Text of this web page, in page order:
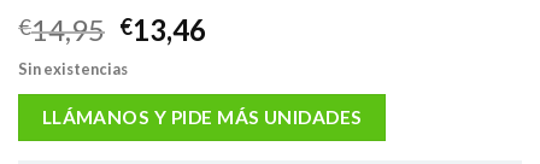
€14,95 El
precio
original
era:
€14,95.
€13,46
actual
es:
€13,46.
Sin existencias
LLÁMANOS Y PIDE MÁS UNIDADES